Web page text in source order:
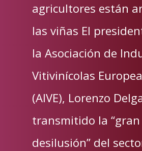
agricultores están
las viñas El
la Asociación de
Vitivinícolas
(AIVE), Lorenzo
transmitido la “gran
desilusión” del